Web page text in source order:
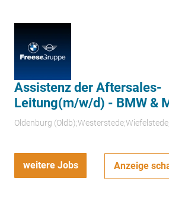
Assistenz der Aftersales-
Leitung(m/w/d) - BMW &
Oldenburg
weitere Jobs Anzeige